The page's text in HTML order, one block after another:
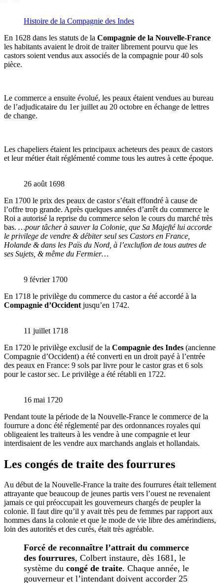
Histoire de la Compagnie des Indes
En 1628 dans les statuts de la Compagnie de la Nouvelle-France
les habitants avaient le droit de traiter librement pourvu que les
castors soient vendus aux associés de la compagnie pour 40 sols
pièce.
Le commerce a ensuite évolué, les peaux étaient vendues au bureau
de l’adjudicataire du 1er juillet au 20 octobre en échange de lettres
de change.
Les chapeliers étaient les principaux acheteurs des peaux de castors
et leur métier était réglémenté comme tous les autres à cette époque.
26 août 1698
En 1700 le prix des peaux de castor s’était effondré à cause de
l’offre trop grande. Après quelques années d’arrêt du commerce le
Roi a autorisé la reprise du commerce selon le cours du marché très
bas. …pour tâcher à sauver la Colonie, que Sa Majeſté lui accorde
le privilege de vendre & débiter seul ses Castors en France,
Holande & dans les Païs du Nord, à l’exclufion de tous autres de
ses Sujets, & même du Fermier…
9 février 1700
En 1718 le privilège du commerce du castor a été accordé à la
Compagnie d’Occident jusqu’en 1742.
11 juillet 1718
En 1720 le privilège exclusif de la Compagnie des Indes (ancienne
Compagnie d’Occident) a été converti en un droit payé à l’entrée
des peaux en France: 9 sols par livre pour le castor gras et 6 sols
pour le castor sec. Le privilège a été rétabli en 1722.
16 mai 1720
Pendant toute la période de la Nouvelle-France le commerce de la
fourrure a donc été réglementé par des ordonnances royales qui
obligeaient les traiteurs à les vendre à une compagnie et leur
interdisaient de les vendre aux marchands anglais et hollandais.
Les congés de traite des fourrures
Au début de la Nouvelle-France la traite des fourrures était tellement
attrayante que beaucoup de jeunes partis vers l’ouest ne revenaient
jamais ce qui préoccupait les gouverneurs chargés de peupler la
colonie. Il faut dire qu’il y avait très peu de femmes par rapport aux
hommes dans la colonie et que le mode de vie libre des amérindiens,
loin des autorités et des curés, était très agréable.
Forcé de reconnaître l’attrait du commerce
des fourrures, Colbert instaure, dès 1681, le
système du congé de traite. Chaque année, le
gouverneur et l’intendant doivent accorder 25